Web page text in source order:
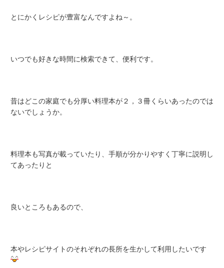
とにかくレシピが豊富なんですよね～。
いつでも好きな時間に検索できて、便利です。
昔はどこの家庭でも分厚い料理本が２，３冊くらいあったのでは
ないでしょうか。
料理本も写真が載っていたり、手順が分かりやすく丁寧に説明し
てあったりと
良いところもあるので、
本やレシピサイトのそれぞれの長所を生かして利用したいです